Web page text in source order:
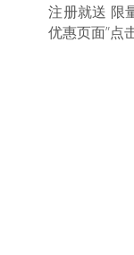
注册就送 限
优惠页面”点